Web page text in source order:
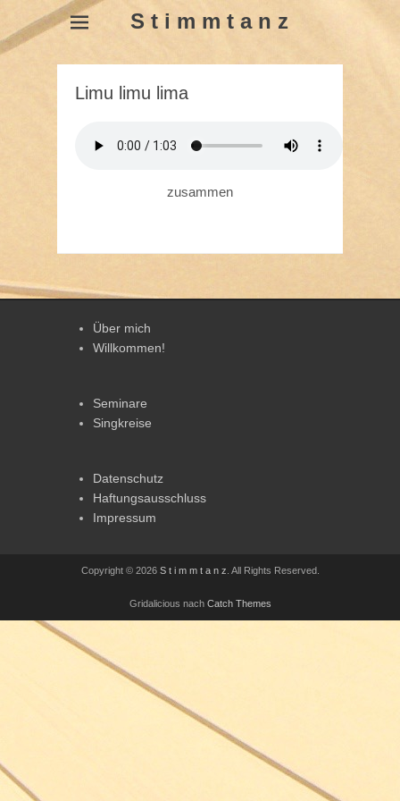
S t i m m t a n z
Limu limu lima
zusammen
Über mich
Willkommen!
Seminare
Singkreise
Datenschutz
Haftungsausschluss
Impressum
Copyright © 2026 S t i m m t a n z . All Rights Reserved.
Gridalicious nach Catch Themes